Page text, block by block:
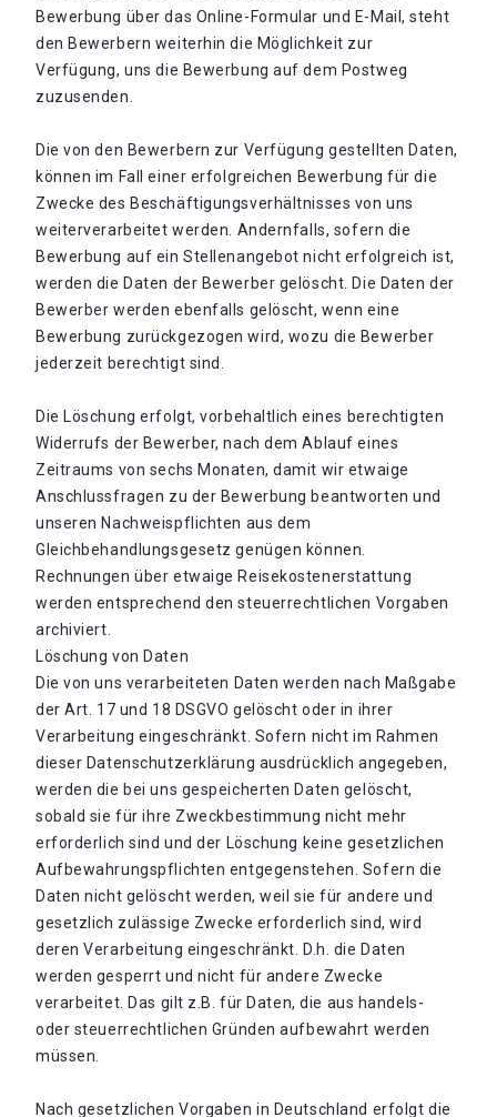
Bewerbung über das Online-Formular und E-Mail, steht
den Bewerbern weiterhin die Möglichkeit zur
Verfügung, uns die Bewerbung auf dem Postweg
zuzusenden.
Die von den Bewerbern zur Verfügung gestellten Daten,
können im Fall einer erfolgreichen Bewerbung für die
Zwecke des Beschäftigungsverhältnisses von uns
weiterverarbeitet werden. Andernfalls, sofern die
Bewerbung auf ein Stellenangebot nicht erfolgreich ist,
werden die Daten der Bewerber gelöscht. Die Daten der
Bewerber werden ebenfalls gelöscht, wenn eine
Bewerbung zurückgezogen wird, wozu die Bewerber
jederzeit berechtigt sind.
Die Löschung erfolgt, vorbehaltlich eines berechtigten
Widerrufs der Bewerber, nach dem Ablauf eines
Zeitraums von sechs Monaten, damit wir etwaige
Anschlussfragen zu der Bewerbung beantworten und
unseren Nachweispflichten aus dem
Gleichbehandlungsgesetz genügen können.
Rechnungen über etwaige Reisekostenerstattung
werden entsprechend den steuerrechtlichen Vorgaben
archiviert.
Löschung von Daten
Die von uns verarbeiteten Daten werden nach Maßgabe
der Art. 17 und 18 DSGVO gelöscht oder in ihrer
Verarbeitung eingeschränkt. Sofern nicht im Rahmen
dieser Datenschutzerklärung ausdrücklich angegeben,
werden die bei uns gespeicherten Daten gelöscht,
sobald sie für ihre Zweckbestimmung nicht mehr
erforderlich sind und der Löschung keine gesetzlichen
Aufbewahrungspflichten entgegenstehen. Sofern die
Daten nicht gelöscht werden, weil sie für andere und
gesetzlich zulässige Zwecke erforderlich sind, wird
deren Verarbeitung eingeschränkt. D.h. die Daten
werden gesperrt und nicht für andere Zwecke
verarbeitet. Das gilt z.B. für Daten, die aus handels-
oder steuerrechtlichen Gründen aufbewahrt werden
müssen.
Nach gesetzlichen Vorgaben in Deutschland erfolgt die